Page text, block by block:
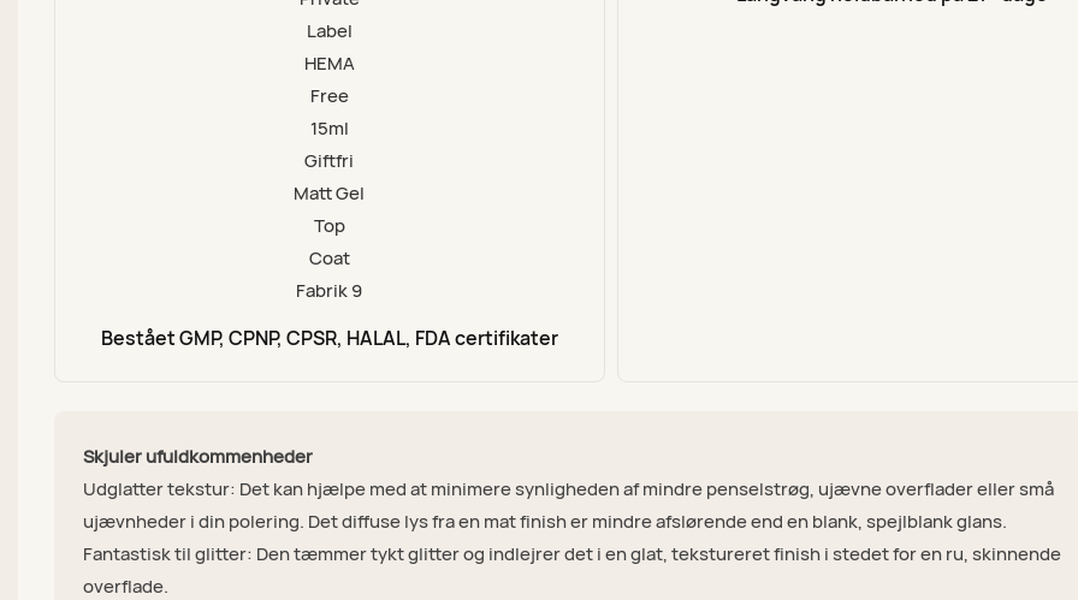
Bestået GMP, CPNP, CPSR, HALAL, FDA certifikater
Skjuler ufuldkommenheder
Udglatter tekstur: Det kan hjælpe med at minimere synligheden af ​​mindre penselstrøg, ujævne overflader eller små
ujævnheder i din polering. Det diffuse lys fra en mat finish er mindre afslørende end en blank, spejlblank glans.
Fantastisk til glitter: Den tæmmer tykt glitter og indlejrer det i en glat, tekstureret finish i stedet for en ru, skinnende
overflade.